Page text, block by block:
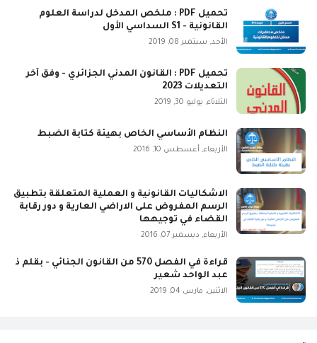
تحميل PDF : ملخص المدخل لدراسة العلوم
القانونية - S1 السداسي الأول
الأحد, سبتمبر 08, 2019
تحميل PDF : القانون المدني الجزائري - وفق آخر
التعديلات 2023
الثلاثاء, يوليو 30, 2019
النظام الأساسي الخاص بهيئة كتابة الضبط
الأربعاء, أغسطس 10, 2016
الاشكاليات القانونية و العملية المتعلقة بتطبيق
الرسم المفروض على الاراضي العارية و دور رقابة
القضاء في توجيهها
الأربعاء, ديسمبر 07, 2016
قراءة في الفصل 570 من القانون الجنائي - بقلم ذ
عبد الواحد شعير
الاثنين, مارس 04, 2019